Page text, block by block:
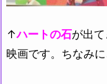
↑ハートの石が出
映画です。ちなみ